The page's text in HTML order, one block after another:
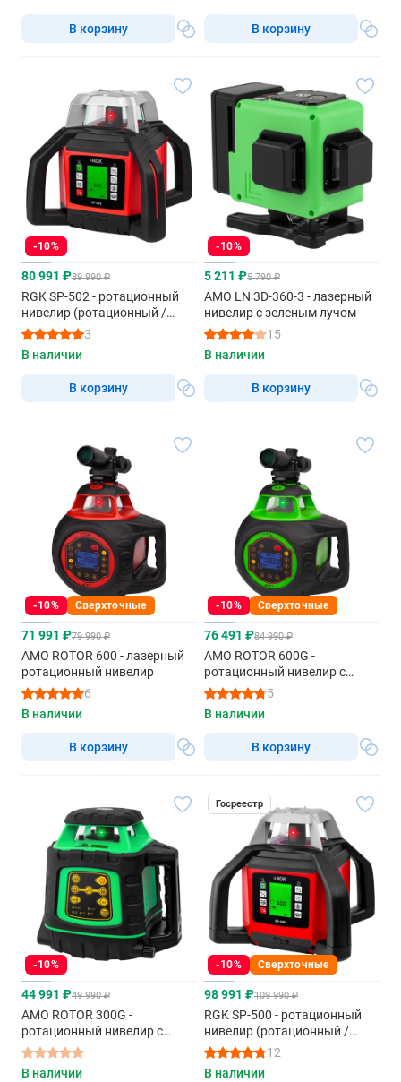
В корзину В корзину
-10%
80 991 ₽89 990 ₽
RGK SP-502 - ротационный
нивелир (ротационный /
красный луч / диаметр до
500 м с приемником
3
В наличии
В корзину
-10%
5 211 ₽5 790 ₽
AMO LN 3D-360-3 - лазерный
нивелир с зеленым лучом
15
В наличии
В корзину
-10% Сверхточные
71 991 ₽79 990 ₽
AMO ROTOR 600 - лазерный
ротационный нивелир
6
В наличии
В корзину
-10% Сверхточные
76 491 ₽84 990 ₽
AMO ROTOR 600G -
ротационный нивелир с
зеленым лучом
5
В наличии
В корзину
-10%
44 991 ₽49 990 ₽
AMO ROTOR 300G -
ротационный нивелир с
зеленым лучом
В наличии
Госреестр
-10% Сверхточные
98 991 ₽109 990 ₽
RGK SP-500 - ротационный
нивелир (ротационный /
красный луч / 900м с
приемником / АКБ)
12
В наличии